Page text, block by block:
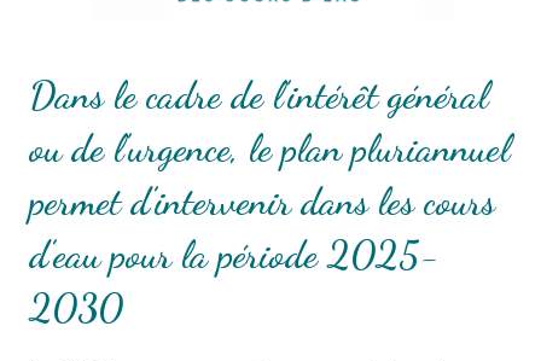
Dans le cadre de l’intérêt général
ou de l’urgence, le plan pluriannuel
permet d’intervenir dans les cours
d’eau pour la période 2025-
2030